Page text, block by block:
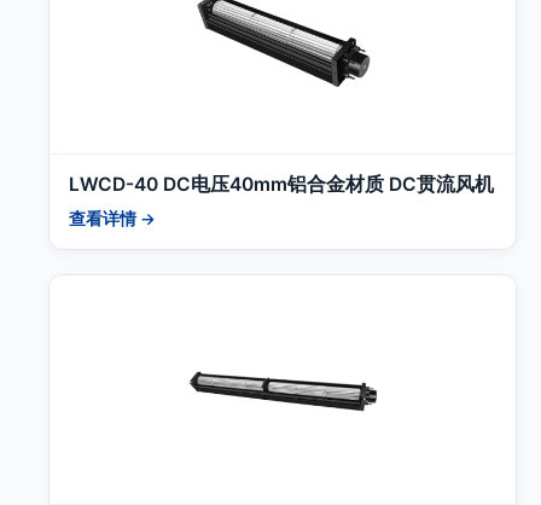
LWCD-40 DC电压40mm铝合金材质 DC贯流风机
查看详情 →